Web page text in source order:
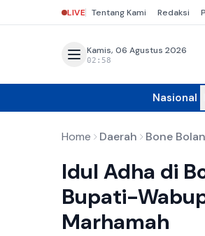
LIVE Tentang Kami Redaksi
Kamis, 06 Agustus 2026
02:58
Nasional
Home Daerah Bone
Idul Adha di
Bupati-
Marhamah